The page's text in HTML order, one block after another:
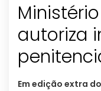
autoriza
Em edição extra